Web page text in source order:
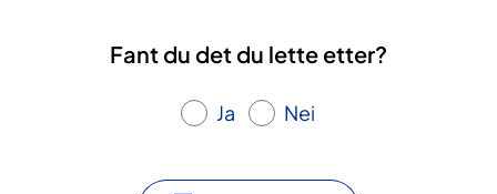
Fant du det du lette etter?
Ja Nei